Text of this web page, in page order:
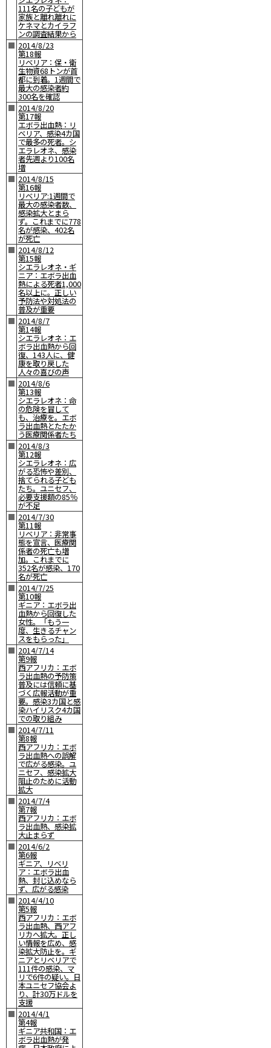
111名の子どもが
家族と離れ離れに
ケネマとカイラフ
ンの調査結果から
■ 2014/8/23
第18報
リベリア：保・衛
生物資68トンが首
都に到着。1週間で
最大の感染者約
300名を確認
■ 2014/8/20
第17報
エボラ出血熱：リ
ベリア、感染4カ国
で最多の死者。シ
エラレオネ、感染
者先週より100名
増
■ 2014/8/15
第16報
リベリア:1週間で
最大の感染者数、
感染拡大とまら
ず。これまでに778
名が感染、402名
が死亡
■ 2014/8/12
第15報
シエラレオネ・ギ
ニア：エボラ出血
熱による死者1,000
名以上に。正しい
予防法や対処法の
普及が重要
■ 2014/8/7
第14報
シエラレオネ：エ
ボラ出血熱から回
復、143人に、健
康を取り戻した
人々の喜びの声
■ 2014/8/6
第13報
シエラレオネ：命
の危険を冒して
も、治療を。エボ
ラ出血熱とたたか
う医療関係者たち
■ 2014/8/3
第12報
シエラレオネ：広
がる恐怖や差別、
捨てられる子ども
たち。ユニセフ、
必要支援額の85％
が不足
■ 2014/7/30
第11報
リベリア：非常事
態を宣言、医療関
係者の死亡も増
加。これまでに
352名が感染、170
名が死亡
■ 2014/7/25
第10報
ギニア：エボラ出
血熱から回復した
女性。「もう一
度、生きるチャン
スをもらった」
■ 2014/7/14
第9報
西アフリカ：エボ
ラ出血熱の予防策
普及には信頼に基
づく広報活動が重
要。感染3カ国と感
染ハイリスク4カ国
での取り組み
■ 2014/7/11
第8報
西アフリカ：エボ
ラ出血熱への誤解
で広がる感染。ユ
ニセフ、感染拡大
阻止のために活動
拡大
■ 2014/7/4
第7報
西アフリカ：エボ
ラ出血熱、感染拡
大止まらず
■ 2014/6/2
第6報
ギニア、リベリ
ア：エボラ出血
熱、封じ込めなら
ず、広がる感染
■ 2014/4/10
第5報
西アフリカ：エボ
ラ出血熱、西アフ
リカへ拡大。正し
い情報を広め、感
染拡大防止を。ギ
ニアとリベリアで
111件の感染、マ
リで6件の疑い。日
本ユニセフ協会よ
り、計30万ドルを
支援
■ 2014/4/1
第4報
ギニア共和国：エ
ボラ出血熱が発